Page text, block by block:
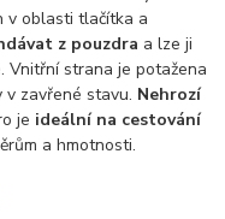
v oblasti tlačítka a
z pouzdra a lze ji
Vnitřní strana je potažena
v zavřené stavu. Nehrozí
je ideální na cestování
a hmotnosti.